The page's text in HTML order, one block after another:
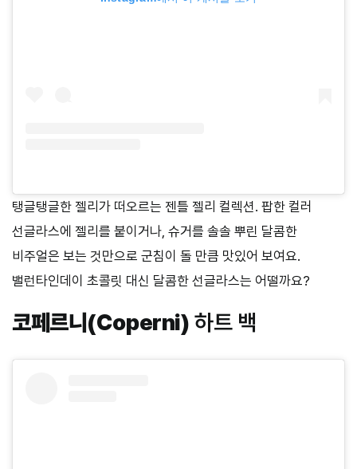
탱글탱글한 젤리가 떠오르는 젠틀 젤리 컬렉션. 팝한 컬러
선글라스에 젤리를 붙이거나, 슈거를 솔솔 뿌린 달콤한
비주얼은 보는 것만으로 군침이 돌 만큼 맛있어 보여요.
밸런타인데이 초콜릿 대신 달콤한 선글라스는 어떨까요?
코페르니(Coperni) 하트 백